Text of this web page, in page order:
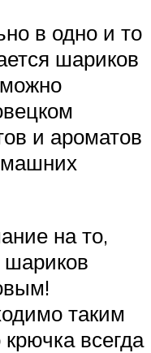
в одно и то
шариков
и ароматов
на то,
шариков
таким
всегда